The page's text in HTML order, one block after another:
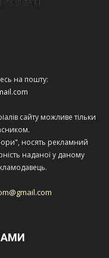
на пошту:
сайту можливе тільки
носять рекламний
наданої у даному